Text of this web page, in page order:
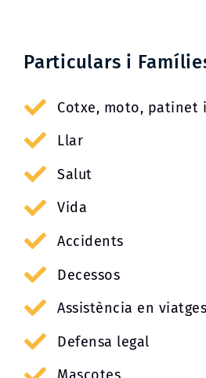
Particulars i
Cotxe, moto, patinet
Llar
Salut
Vida
Accidents
Decessos
Assistència en viatges
Defensa legal